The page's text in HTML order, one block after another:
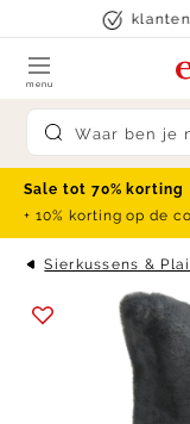
Skip to content
Submit
menu
Sale tot 70% korting
+ 10% korting op de
Sierkussens &